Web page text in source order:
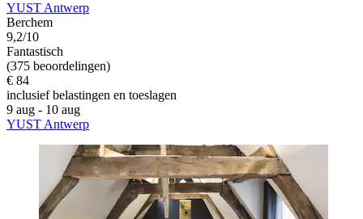
YUST Antwerp
Berchem
9,2/10
Fantastisch
(375 beoordelingen)
€ 84
inclusief belastingen en toeslagen
9 aug - 10 aug
YUST Antwerp